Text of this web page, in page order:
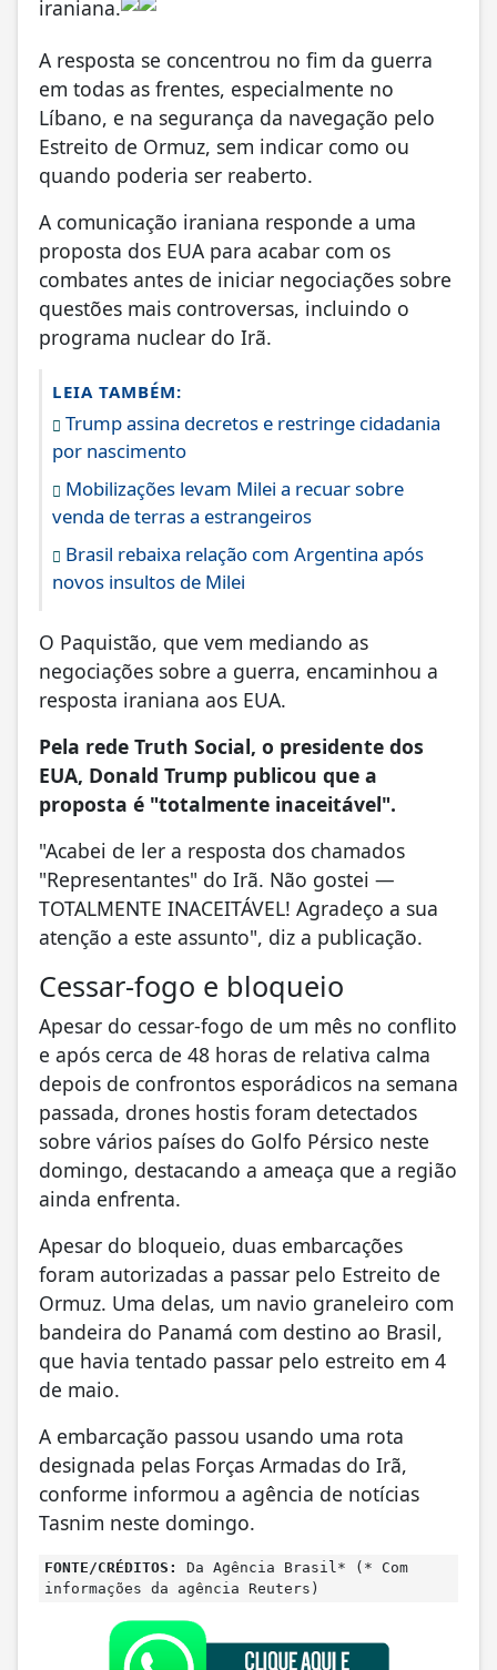
iraniana.
A resposta se concentrou no fim da guerra
em todas as frentes, especialmente no
Líbano, e na segurança da navegação pelo
Estreito de Ormuz, sem indicar como ou
quando poderia ser reaberto.
A comunicação iraniana responde a uma
proposta dos EUA para acabar com os
combates antes de iniciar negociações sobre
questões mais controversas, incluindo o
programa nuclear do Irã.
LEIA TAMBÉM:
Trump assina decretos e restringe cidadania
por nascimento
Mobilizações levam Milei a recuar sobre
venda de terras a estrangeiros
Brasil rebaixa relação com Argentina após
novos insultos de Milei
O Paquistão, que vem mediando as
negociações sobre a guerra, encaminhou a
resposta iraniana aos EUA.
Pela rede Truth Social, o presidente dos
EUA, Donald Trump publicou que a
proposta é "totalmente inaceitável".
"Acabei de ler a resposta dos chamados
"Representantes" do Irã. Não gostei —
TOTALMENTE INACEITÁVEL! Agradeço a sua
atenção a este assunto", diz a publicação.
Cessar-fogo e bloqueio
Apesar do cessar-fogo de um mês no conflito
e após cerca de 48 horas de relativa calma
depois de confrontos esporádicos na semana
passada, drones hostis foram detectados
sobre vários países do Golfo Pérsico neste
domingo, destacando a ameaça que a região
ainda enfrenta.
Apesar do bloqueio, duas embarcações
foram autorizadas a passar pelo Estreito de
Ormuz. Uma delas, um navio graneleiro com
bandeira do Panamá com destino ao Brasil,
que havia tentado passar pelo estreito em 4
de maio.
A embarcação passou usando uma rota
designada pelas Forças Armadas do Irã,
conforme informou a agência de notícias
Tasnim neste domingo.
FONTE/CRÉDITOS:
Da Agência Brasil* (* Com
informações da agência Reuters)